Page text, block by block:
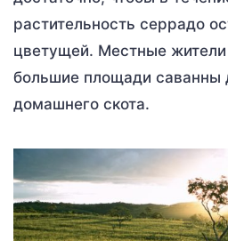
растительность серрадо
цветущей. Местные
большие площади саванны
домашнего скота.